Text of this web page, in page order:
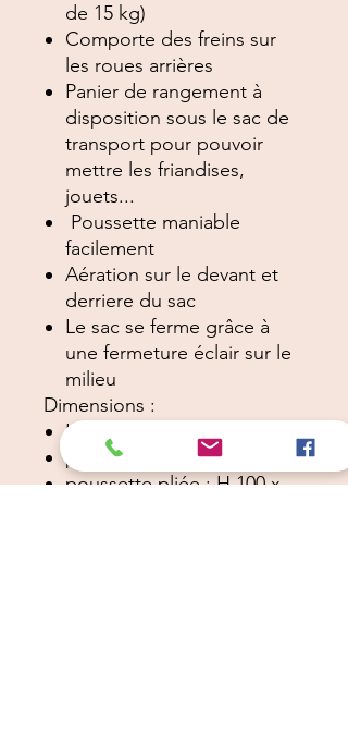
de 15 kg)
Comporte des freins sur
les roues arrières
Panier de rangement à
disposition sous le sac de
transport pour pouvoir
mettre les friandises,
jouets...
Poussette maniable
facilement
Aération sur le devant et
derriere du sac
Le sac se ferme grâce à
une fermeture éclair sur le
milieu
Dimensions :
H.93 x L.76 x l.47 cm
poids : 7 kg
poussette pliée : H.100 x